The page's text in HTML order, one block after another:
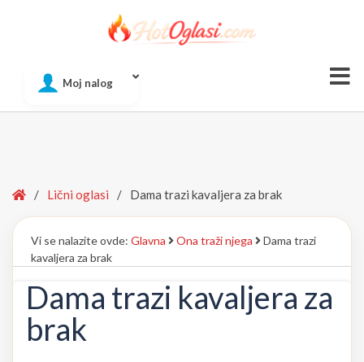
Moj nalog
Home
/ Lični oglasi / Dama trazi kavaljera za brak
Vi se nalazite ovde: Glavna Ona traži njega
Dama trazi
kavaljera za brak
Dama trazi kavaljera za
brak